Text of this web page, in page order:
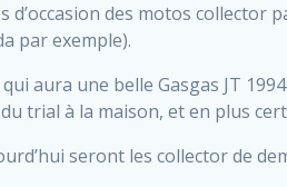
d’occasion des motos collector
par exemple).
aura une belle Gasgas JT
trial à la maison, et en plus
seront les collector de